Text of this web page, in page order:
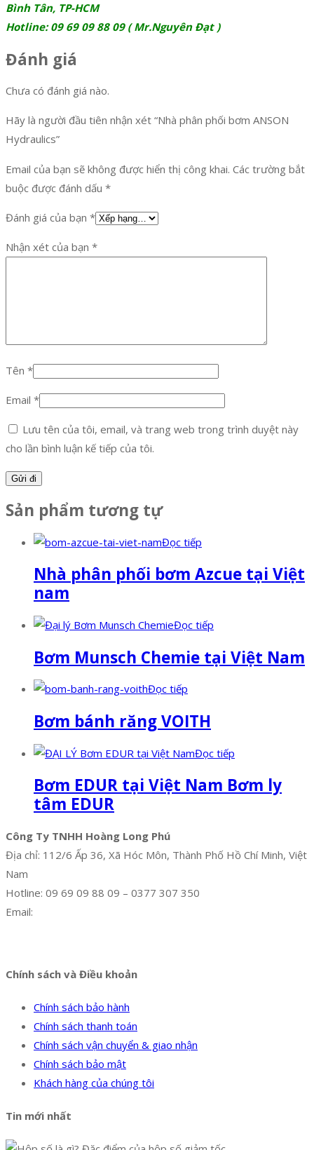
Bình Tân, TP-HCM
Hotline: 09 69 09 88 09 ( Mr.Nguyên Đạt )
Đánh giá
Chưa có đánh giá nào.
Hãy là người đầu tiên nhận xét “Nhà phân phối bơm ANSON
Hydraulics”
Email của bạn sẽ không được hiển thị công khai. Các trường bắt
buộc được đánh dấu *
Đánh giá của bạn *
Nhận xét của bạn *
Tên *
Email *
Lưu tên của tôi, email, và trang web trong trình duyệt này
cho lần bình luận kế tiếp của tôi.
Sản phẩm tương tự
Đọc tiếp
Nhà phân phối bơm Azcue tại Việt
nam
Đọc tiếp
Bơm Munsch Chemie tại Việt Nam
Đọc tiếp
Bơm bánh răng VOITH
Đọc tiếp
Bơm EDUR tại Việt Nam Bơm ly
tâm EDUR
Công Ty TNHH Hoàng Long Phú
Địa chỉ: 112/6 Ấp 36, Xã Hóc Môn, Thành Phố Hồ Chí Minh, Việt
Nam
Hotline: 09 69 09 88 09 – 0377 307 350
Email:
Chính sách và Điều khoản
Chính sách bảo hành
Chính sách thanh toán
Chính sách vận chuyển & giao nhận
Chính sách bảo mật
Khách hàng của chúng tôi
Tin mới nhất